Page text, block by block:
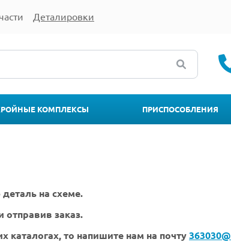
Деталировки
КОМПЛЕКСЫ ПРИСПОСОБЛЕНИЯ
на схеме.
отправив заказ.
то напишите нам на почту